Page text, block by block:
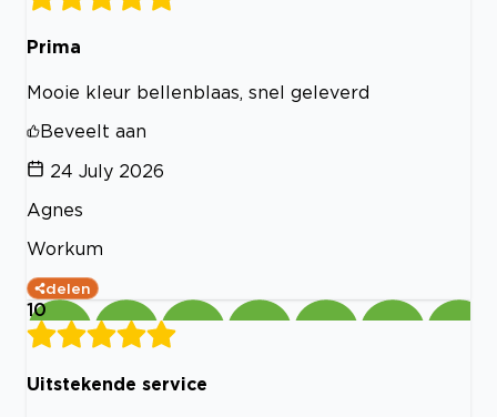
Prima
Mooie kleur bellenblaas, snel geleverd
Beveelt aan
24 July 2026
Agnes
Workum
delen
10
Uitstekende service